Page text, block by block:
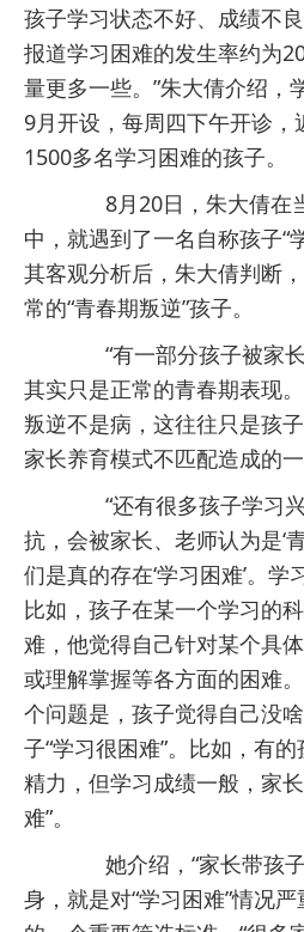
孩子学习状态不好、成绩不
报道学习困难的发生率约为
量更多一些。”朱大倩介绍，
9月开设，每周四下午开诊，
1500多名学习困难的孩子。
8月20日，朱大倩在
中，就遇到了一名自称孩子“
其客观分析后，朱大倩判断
常的“青春期叛逆”孩子。
“有一部分孩子被家长
其实只是正常的青春期表现
叛逆不是病，这往往只是孩
家长养育模式不匹配造成的一
“还有很多孩子学习
抗，会被家长、老师认为是‘
们是真的存在‘学习困难’。学
比如，孩子在某一个学习的
难，他觉得自己针对某个具
或理解掌握等各方面的困难
个问题是，孩子觉得自己没
子“学习很困难”。比如，有
精力，但学习成绩一般，家
难”。
她介绍，“家长带孩子
身，就是对“学习困难”情况